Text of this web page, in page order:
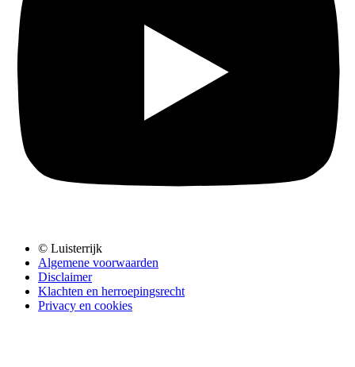
© Luisterrijk
Algemene voorwaarden
Disclaimer
Klachten en herroepingsrecht
Privacy en cookies